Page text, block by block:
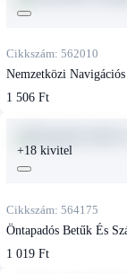
Cikkszám: 562010
Nemzetközi
1 506 Ft
+18 kivitel
Cikkszám: 564175
Öntapadós Betűk És
1 019 Ft